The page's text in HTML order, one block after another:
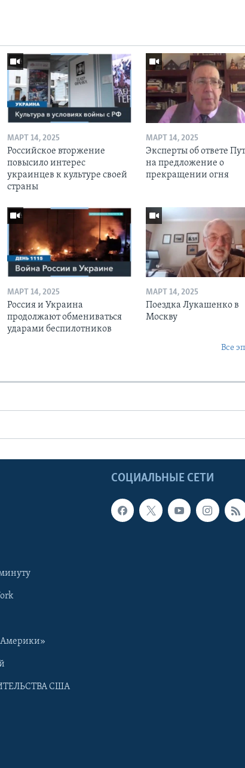
МАРТ 14, 2025
Российское вторжение
повысило интерес
украинцев к культуре своей
страны
МАРТ 14, 2025
Эксперты об ответе
на предложение о
прекращении огня
МАРТ 14, 2025
Россия и Украина
продолжают обмениваться
ударами беспилотников
МАРТ 14, 2025
Поездка Лукашенко в
Москву
Все
СОЦИАЛЬНЫЕ СЕТИ
Америки»
США